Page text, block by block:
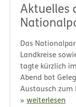
Aktuelles
Das
Landkreise
tagte kürzlich
Abend bot
Austausch zum
weiterlesen